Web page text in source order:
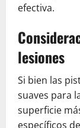
efectiva.
lesiones
Si bien las
suaves para
superficie
específicos